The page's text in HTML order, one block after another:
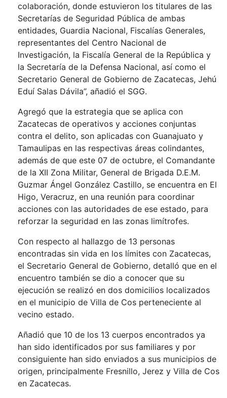
colaboración, donde estuvieron los titulares de las
Secretarías de Seguridad Pública de ambas
entidades, Guardia Nacional, Fiscalías Generales,
representantes del Centro Nacional de
Investigación, la Fiscalía General de la República y
la Secretaría de la Defensa Nacional, así como el
Secretario General de Gobierno de Zacatecas, Jehú
Eduí Salas Dávila”, añadió el SGG.
Agregó que la estrategia que se aplica con
Zacatecas de operativos y acciones conjuntas
contra el delito, son aplicadas con Guanajuato y
Tamaulipas en las respectivas áreas colindantes,
además de que este 07 de octubre, el Comandante
de la XII Zona Militar, General de Brigada D.E.M.
Guzmar Ángel González Castillo, se encuentra en El
Higo, Veracruz, en una reunión para coordinar
acciones con las autoridades de ese estado, para
reforzar la seguridad en las zonas limítrofes.
Con respecto al hallazgo de 13 personas
encontradas sin vida en los límites con Zacatecas,
el Secretario General de Gobierno, detalló que en el
encuentro también se dio a conocer que su
ejecución se realizó en dos domicilios localizados
en el municipio de Villa de Cos perteneciente al
vecino estado.
Añadió que 10 de los 13 cuerpos encontrados ya
han sido identificados por sus familiares y por
consiguiente han sido enviados a sus municipios de
origen, principalmente Fresnillo, Jerez y Villa de Cos
en Zacatecas.